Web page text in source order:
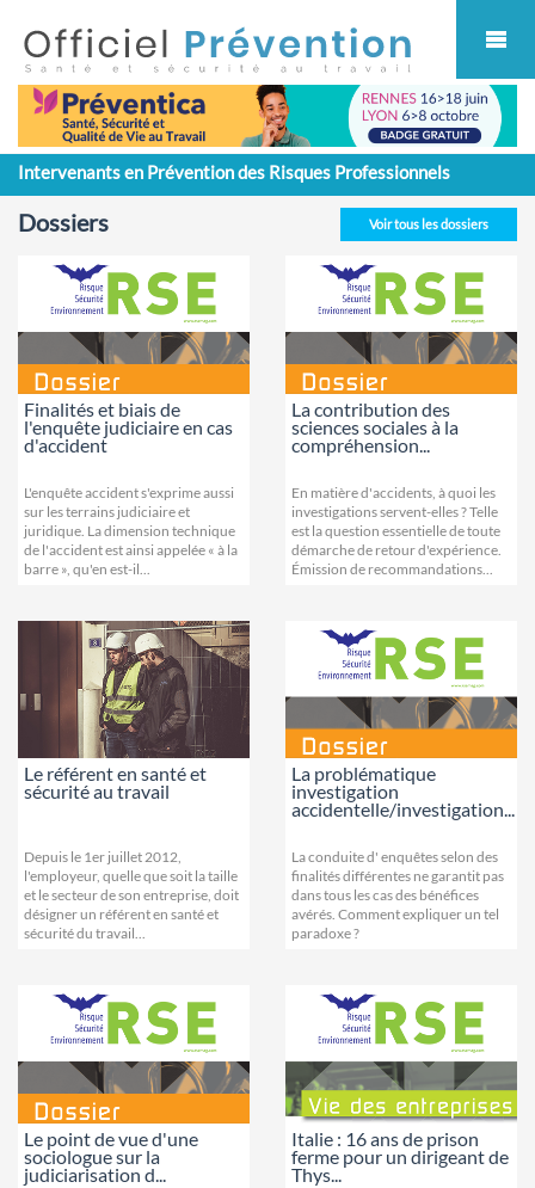
Intervenants en Prévention des Risques Professionnels
Voir tous les dossiers
Dossiers
Finalités et biais de
l'enquête judiciaire en cas
d'accident
L'enquête accident s'exprime aussi
sur les terrains judiciaire et
juridique. La dimension technique
de l'accident est ainsi appelée « à la
barre », qu'en est-il...
La contribution des
sciences sociales à la
compréhension...
En matière d'accidents, à quoi les
investigations servent-elles ? Telle
est la question essentielle de toute
démarche de retour d'expérience.
Émission de recommandations...
Le référent en santé et
sécurité au travail
Depuis le 1er juillet 2012,
l'employeur, quelle que soit la taille
et le secteur de son entreprise, doit
désigner un référent en santé et
sécurité du travail...
La problématique
investigation
accidentelle/investigation...
La conduite d' enquêtes selon des
finalités différentes ne garantit pas
dans tous les cas des bénéfices
avérés. Comment expliquer un tel
paradoxe ?
Le point de vue d'une
sociologue sur la
judiciarisation d...
Italie : 16 ans de prison
ferme pour un dirigeant de
Thys...